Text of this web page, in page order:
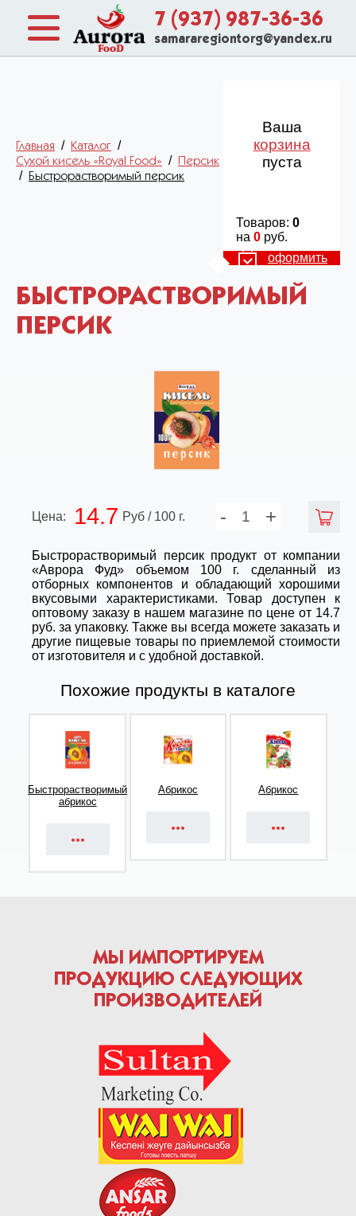
7 (937) 987-36-36
samararegiontorg@yandex.ru
Главная / Каталог /
Сухой кисель «Royal Food» / Персик
/ Быстрорастворимый персик
Ваша
корзина
пуста
Товаров: 0
на 0 руб.
оформить
БЫСТРОРАСТВОРИМЫЙ
ПЕРСИК
Цена: 14.7 Руб / 100 г. - +
Быстрорастворимый персик продукт от компании
«Аврора Фуд» объемом 100 г. сделанный из
отборных компонентов и обладающий хорошими
вкусовыми характеристиками. Товар доступен к
оптовому заказу в нашем магазине по цене от 14.7
руб. за упаковку. Также вы всегда можете заказать и
другие пищевые товары по приемлемой стоимости
от изготовителя и с удобной доставкой.
Похожие продукты в каталоге
Быстрорастворимый
абрикос
Абрикос Абрикос
МЫ ИМПОРТИРУЕМ
ПРОДУКЦИЮ СЛЕДУЮЩИХ
ПРОИЗВОДИТЕЛЕЙ